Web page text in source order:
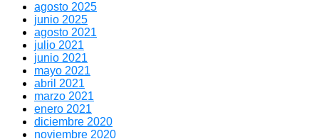
agosto 2025
junio 2025
agosto 2021
julio 2021
junio 2021
mayo 2021
abril 2021
marzo 2021
enero 2021
diciembre 2020
noviembre 2020